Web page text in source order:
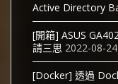
Active Directory
[開箱] ASUS
請三思 2022-08-24
[Docker] 透過